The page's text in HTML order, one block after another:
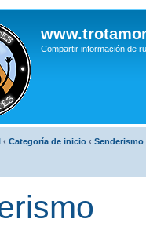
Compartir información de
‹ Categoría de inicio ‹ Senderismo